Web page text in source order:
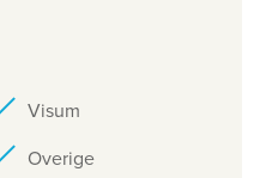
Visum
Overige